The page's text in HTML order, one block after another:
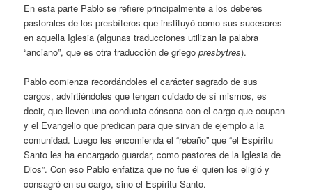
En esta parte Pablo se refiere principalmente a los deberes
pastorales de los presbíteros que instituyó como sus sucesores
en aquella Iglesia (algunas traducciones utilizan la palabra
“anciano”, que es otra traducción de griegopresbytres).
Pablo comienza recordándoles el carácter sagrado de sus
cargos, advirtiéndoles que tengan cuidado de sí mismos, es
decir, que lleven una conducta cónsona con el cargo que ocupan
y el Evangelio que predican para que sirvan de ejemplo a la
comunidad. Luego les encomienda el “rebaño” que “el Espíritu
Santo les ha encargado guardar, como pastores de la Iglesia de
Dios”. Con eso Pablo enfatiza que no fue él quien los eligió y
consagró en su cargo, sino el Espíritu Santo.